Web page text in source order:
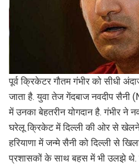
पूर्व क्र‍िकेटर गौतम गंभीर को सीधी
जाता है. युवा तेज गेंदबाज नवदीप
में उनका बेहतरीन योगदान है. गंभीर
घरेलू क्र‍िकेट में द‍िल्‍ली की ओर से खेलने
हर‍ियाणा में जन्‍मे सैनी को द‍िल्‍ली से
प्रशासकों के साथ बहस में भी उलझे